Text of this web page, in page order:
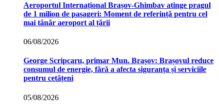
Aeroportul Internațional Brașov‑Ghimbav atinge pragul
de 1 milion de pasageri: Moment de referință pentru cel
mai tânăr aeroport al țării
06/08/2026
George Scripcaru, primar Mun. Brașov: Brașovul reduce
consumul de energie, fără a afecta siguranța și serviciile
pentru cetățeni
05/08/2026